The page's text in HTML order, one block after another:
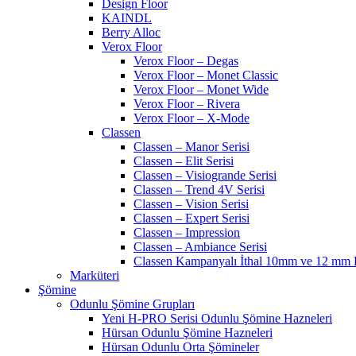
Design Floor
KAINDL
Berry Alloc
Verox Floor
Verox Floor – Degas
Verox Floor – Monet Classic
Verox Floor – Monet Wide
Verox Floor – Rivera
Verox Floor – X-Mode
Classen
Classen – Manor Serisi
Classen – Elit Serisi
Classen – Visiogrande Serisi
Classen – Trend 4V Serisi
Classen – Vision Serisi
Classen – Expert Serisi
Classen – Impression
Classen – Ambiance Serisi
Classen Kampanyalı İthal 10mm ve 12 mm
Marküteri
Şömine
Odunlu Şömine Grupları
Yeni H-PRO Serisi Odunlu Şömine Hazneleri
Hürsan Odunlu Şömine Hazneleri
Hürsan Odunlu Orta Şömineler